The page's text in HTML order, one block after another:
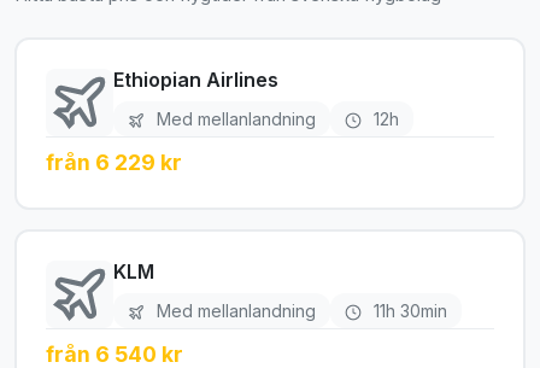
Ethiopian Airlines
Med mellanlandning 12h
från 6 229 kr
KLM
Med mellanlandning 11h 30min
från 6 540 kr